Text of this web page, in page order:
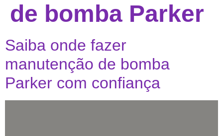
de bomba Parker
Saiba onde fazer
manutenção de bomba
Parker com confiança